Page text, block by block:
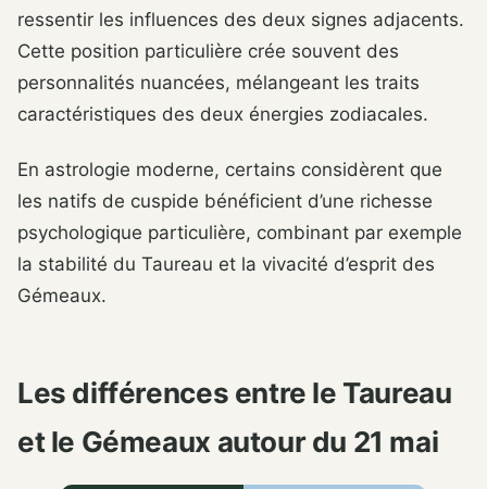
ressentir les influences des deux signes adjacents.
Cette position particulière crée souvent des
personnalités nuancées, mélangeant les traits
caractéristiques des deux énergies zodiacales.
En astrologie moderne, certains considèrent que
les natifs de cuspide bénéficient d’une richesse
psychologique particulière, combinant par exemple
la stabilité du Taureau et la vivacité d’esprit des
Gémeaux.
Les différences entre le Taureau
et le Gémeaux autour du 21 mai